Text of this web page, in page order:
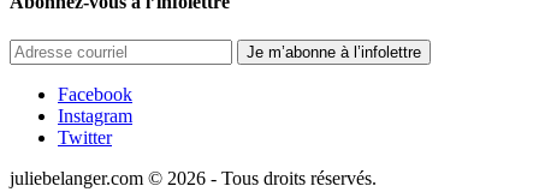
Je m’abonne à l’infolettre
Facebook
Instagram
Twitter
juliebelanger.com © 2026 - Tous droits réservés.